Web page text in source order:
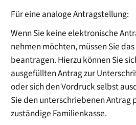
Für eine analoge Antragstellung:
Wenn Sie keine elektronische
nehmen möchten, müssen Sie
beantragen. Hierzu können Sie
ausgefüllten Antrag zur
oder sich den Vordruck selbst
Sie den unterschriebenen Antrag
zuständige Familienkasse.